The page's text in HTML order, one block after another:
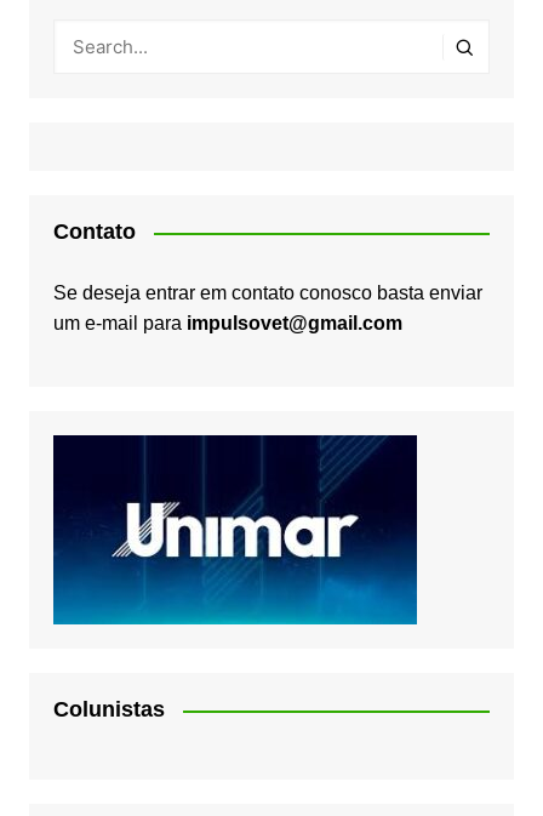
Contato
Se deseja entrar em contato conosco basta enviar
um e-mail para impulsovet@gmail.com
Colunistas